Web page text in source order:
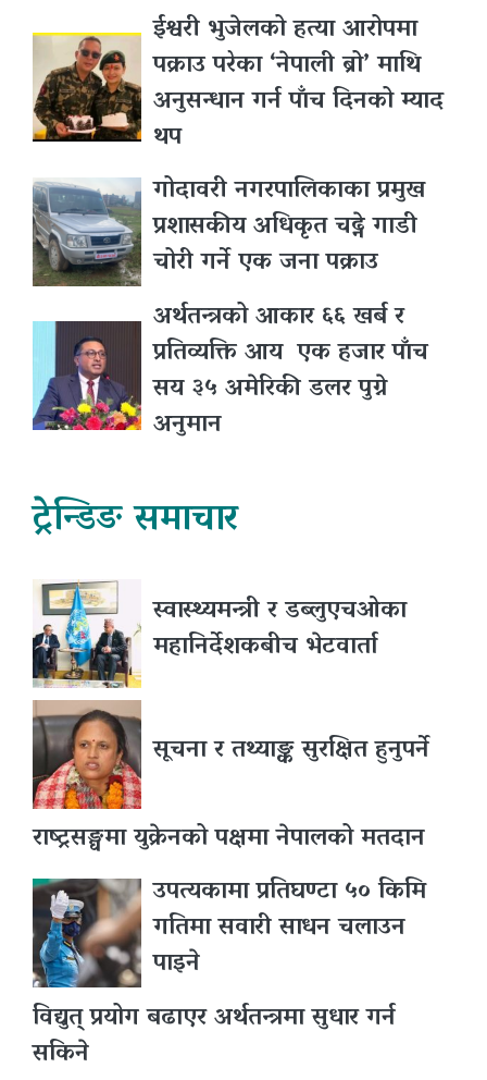
ईश्वरी भुजेलको हत्या आरोपमा
पक्राउ परेका ‘नेपाली ब्रो’ माथि
अनुसन्धान गर्न पाँच दिनको म्याद
थप
गोदावरी नगरपालिकाका प्रमुख
प्रशासकीय अधिकृत चढ्ने गाडी
चोरी गर्ने एक जना पक्राउ
अर्थतन्त्रको आकार ६६ खर्ब र
प्रतिव्यक्ति आय एक हजार पाँच
सय ३५ अमेरिकी डलर पुग्ने
अनुमान
ट्रेन्डिङ समाचार
स्वास्थ्यमन्त्री र डब्लुएचओका
महानिर्देशकबीच भेटवार्ता
सूचना र तथ्याङ्क सुरक्षित हुनुपर्ने
राष्ट्रसङ्घमा युक्रेनको पक्षमा नेपालको मतदान
उपत्यकामा प्रतिघण्टा ५० किमि
गतिमा सवारी साधन चलाउन
पाइने
विद्युत् प्रयोग बढाएर अर्थतन्त्रमा सुधार गर्न
सकिने